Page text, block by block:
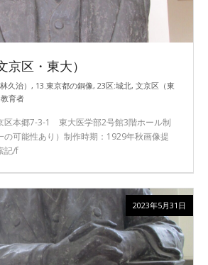
京区・東大）
久治） , 13.東京都の銅像, 23区:城北, 文京区（東
教育者
区本郷7-3-1 東大医学部2号館3階ホール制
の可能性あり）制作時期：1929年秋画像提
記/f
2023年5月31日